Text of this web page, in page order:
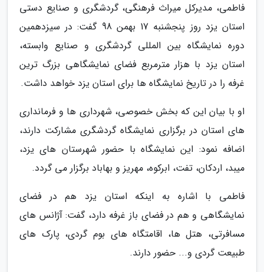
فاطمی، مدیرکل میراث فرهنگی، گردشگری و صنایع دستی
استان یزد روز پنجشنبه 17 بهمن 98 گفت: در سیزدهمین
دوره نمایشگاه بین المللی گردشگری و صنایع وابسته،
استان یزد با هزار مترمربع فضای نمایشگاهی بزرگ ترین
غرفه را در تاریخ نمایشگاه ها برای استان یزد خواهد داشت.
او با بیان این که بخش خصوصی، شهرداری ها و فرمانداری
های استان در برگزاری نمایشگاه گردشگری مشارکت دارند،
اضافه نمود: این نمایشگاه با حضور شهرستان های یزد،
میبد، اردکان، تفت، ابرکوه، مهریز و بهاباد برگزار می گردد.
فاطمی با اشاره به اینکه استان یزد هم در فضای
نمایشگاهی و هم در فضای باز غرفه دارد، گفت: آژانس های
مسافرتی، هتل ها، اقامتگاه های بوم گردی، پارک های
طبیعت گردی و... حضور دارند.